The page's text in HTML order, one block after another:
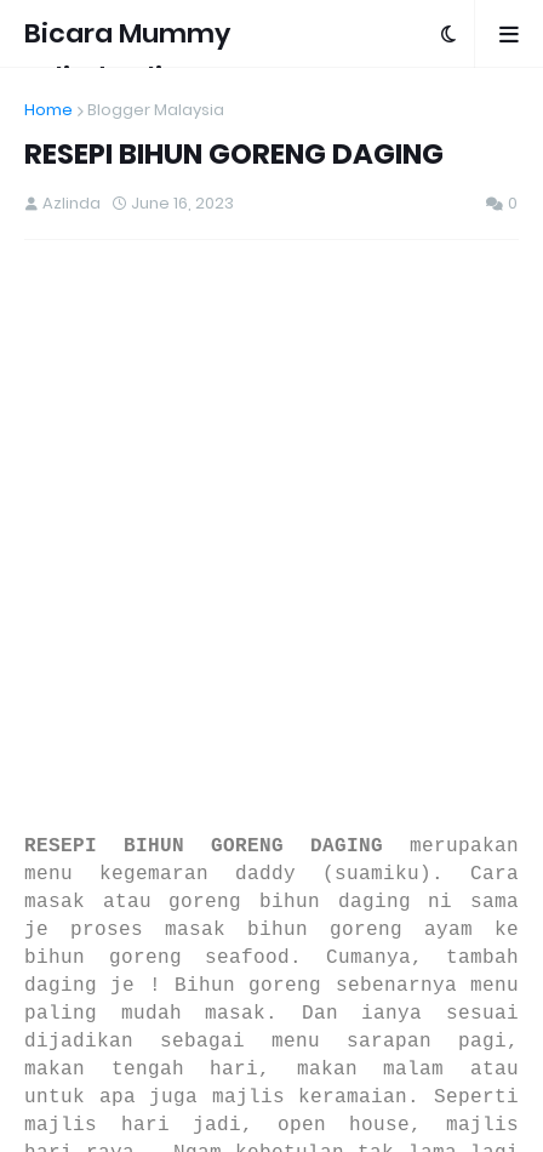
Bicara Mummy
Azlinda Alin
Home Blogger Malaysia
RESEPI BIHUN GORENG DAGING
Azlinda June 16, 2023 0
RESEPI BIHUN GORENG DAGING merupakan
menu kegemaran daddy (suamiku). Cara
masak atau goreng bihun daging ni sama
je proses masak bihun goreng ayam ke
bihun goreng seafood. Cumanya, tambah
daging je ! Bihun goreng sebenarnya menu
paling mudah masak. Dan ianya sesuai
dijadikan sebagai menu sarapan pagi,
makan tengah hari, makan malam atau
untuk apa juga majlis keramaian. Seperti
majlis hari jadi, open house, majlis